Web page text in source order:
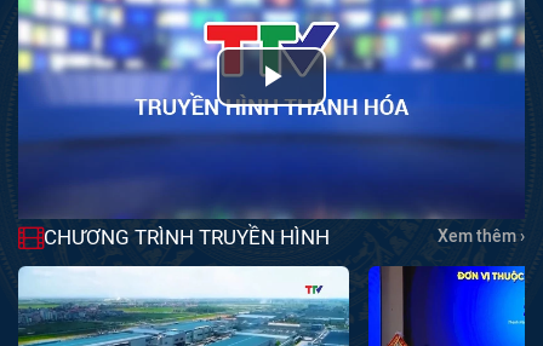
Play
Video
CHƯƠNG TRÌNH TRUYỀN HÌNH Xem thêm